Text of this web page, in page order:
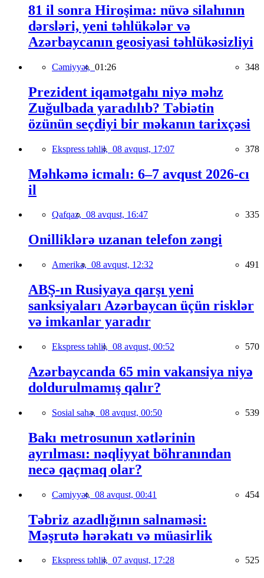
81 il sonra Hiroşima: nüvə silahının
dərsləri, yeni təhlükələr və
Azərbaycanın geosiyasi təhlükəsizliyi
Cəmiyyət, 01:26 348
Prezident iqamətgahı niyə məhz
Zuğulbada yaradılıb? Təbiətin
özünün seçdiyi bir məkanın tarixçəsi
Ekspress təhlil, 08 avqust, 17:07 378
Məhkəmə icmalı: 6–7 avqust 2026-cı
il
Qafqaz, 08 avqust, 16:47 335
Onilliklərə uzanan telefon zəngi
Amerika, 08 avqust, 12:32 491
ABŞ-ın Rusiyaya qarşı yeni
sanksiyaları Azərbaycan üçün risklər
və imkanlar yaradır
Ekspress təhlil, 08 avqust, 00:52 570
Azərbaycanda 65 min vakansiya niyə
doldurulmamış qalır?
Sosial sahə, 08 avqust, 00:50 539
Bakı metrosunun xətlərinin
ayrılması: nəqliyyat böhranından
necə qaçmaq olar?
Cəmiyyət, 08 avqust, 00:41 454
Təbriz azadlığının salnaməsi:
Məşrutə hərəkatı və müasirlik
Ekspress təhlil, 07 avqust, 17:28 525